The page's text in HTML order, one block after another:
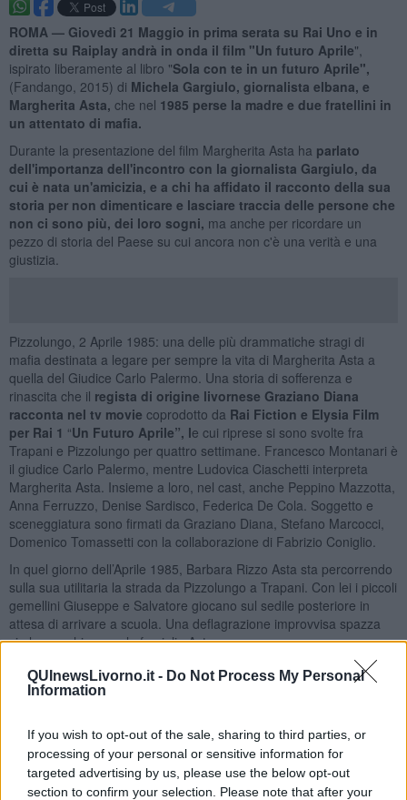
QUInewsLivorno.it - Do Not Process My Personal
Information
If you wish to opt-out of the sale, sharing to third parties, or
processing of your personal or sensitive information for
targeted advertising by us, please use the below opt-out
section to confirm your selection. Please note that after your
ROMA — Giovedì 21 Maggio in prima serata su Rai Uno e in
diretta su Raiplay andrà in onda il film "Un futuro Aprile",
ispirato liberamente al libro "Sola con te in un futuro Aprile",
(Fandango, 2015) di Michela Gargiulo, giornalista elbana, e
Margherita Asta, che nel 1985 perse la madre e due fratellini in
un attentato di mafia.
Durante la presentazione del film Margherita Asta ha parlato
dell'importanza dell'incontro con la giornalista Gargiulo, da
cui è nata un'amicizia, e a chi ha affidato il racconto della sua
storia per non dimenticare e lasciare traccia delle persone che
non ci sono più, dei loro sogni, ma anche per ricordare un
pezzo di storia del Paese su cui ancora non c'è una verità e una
giustizia.
Pizzolungo, 2 Aprile 1985: una delle più drammatiche stragi di
mafia destinata a legare per sempre la vita di Margherita Asta a
quella del Giudice Carlo Palermo. Una storia di sofferenza e
rinascita che il regista di origine livornese Graziano Diana
racconta nel tv movie coprodotto da Rai Fiction e Elysia Film
per Rai 1 “Un Futuro Aprile”, le cui riprese si sono svolte fra
Trapani e Pizzolungo per quattro settimane. Francesco Montanari è
il giudice Carlo Palermo, mentre Ludovica Ciaschetti interpreta
Margherita Asta. Insieme a loro, nel cast, anche Peppino Mazzotta,
Anna Ferruzzo, Denise Sardisco, Federica De Cola. Soggetto e
sceneggiatura sono firmati da Graziano Diana, Stefano Marcocci,
Domenico Tomassetti con la collaborazione di Fabrizio Coniglio.
In quel giorno dell’Aprile 1985, Barbara Rizzo Asta sta percorrendo
sulla sua utilitaria la strada da Pizzolungo a Trapani. Con lei i piccoli
gemellini Giuseppe e Salvatore giocano sul sedile posteriore in
attesa di arrivare a scuola. Una deflagrazione improvvisa spazza
via la macchina con la famiglia Asta.
La vettura di Barbara ha fatto da scudo all’autobomba preparata
per l’attentato al Giudice Carlo Palermo che rimane illeso, ma
Margherita Asta, la figlia di 10 anni, solo per caso non è in
macchina con madre e fratelli: quel giorno ha deciso di andare a
scuola con un’amica. Si salverà, ma la sua vita da quel momento
sarà segnata dal dolore e dalla sofferenza.